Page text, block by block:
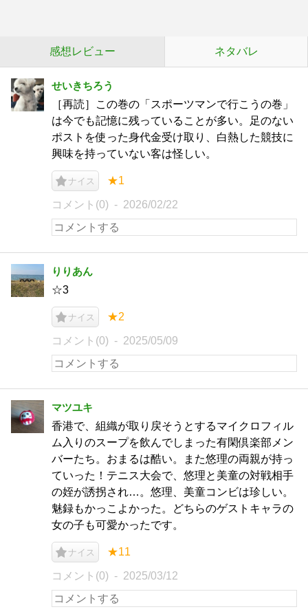
感想レビュー ネタバレ
せいきちろう
［再読］この巻の「スポーツマンで行こうの巻」
は今でも記憶に残っていることが多い。足のない
ポストを使った身代金受け取り、白熱した競技に
興味を持っていない客は怪しい。
ナイス ★1
コメント(0) 2026/02/22
りりあん
☆3
ナイス ★2
コメント(0) 2025/05/09
マツユキ
香港で、組織が取り戻そうとするマイクロフィル
ム入りのスープを飲んでしまった有閑倶楽部メン
バーたち。おまるは酷い。また悠理の両親が持っ
ていった！テニス大会で、悠理と美童の対戦相手
の姪が誘拐され…。悠理、美童コンビは珍しい。
魅録もかっこよかった。どちらのゲストキャラの
女の子も可愛かったです。
ナイス ★11
コメント(0) 2025/03/12